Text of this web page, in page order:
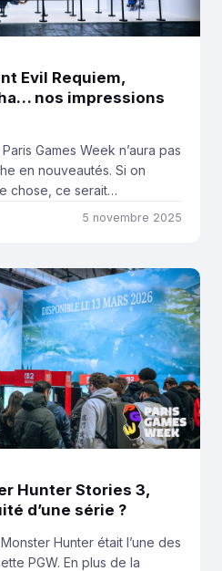
Evil Requiem,
nos impressions
Games Week n’aura pas
en nouveautés. Si on
chose, ce serait
concert de Clair Obscur et
5 novembre 2025
Hunter Stories 3,
d’une série ?
Hunter était l’une des
PGW. En plus de la